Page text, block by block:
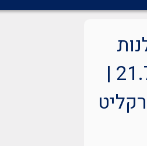
רפואית וגנטיקה | 21.7.24 |
הפרקליט